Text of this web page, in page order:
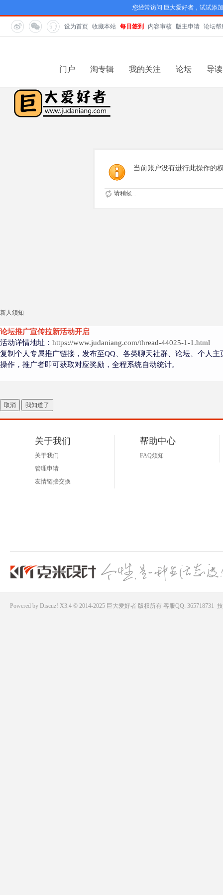
您经常访问 巨大爱好者，试试添
设为首页 收藏本站 每日签到 内容审核 版主申请 论坛帮
门户 淘专辑 我的关注 论坛 导读
当前账户没有进行此操作的
请稍候...
新人须知
论坛推广宣传拉新活动开启
活动详情地址： https://www.judaniang.com/thread-44025-1-1.html
复制个人专属推广链接，发布至QQ、各类聊天社群、论坛、个人
操作，推广者即可获取对应奖励，全程系统自动统计。
取消 我知道了
关于我们
关于我们
管理申请
友情链接交换
帮助中心
FAQ须知
Powered by Discuz! X3.4 © 2014-2025 巨大爱好者版权所有 客服QQ: 365718731